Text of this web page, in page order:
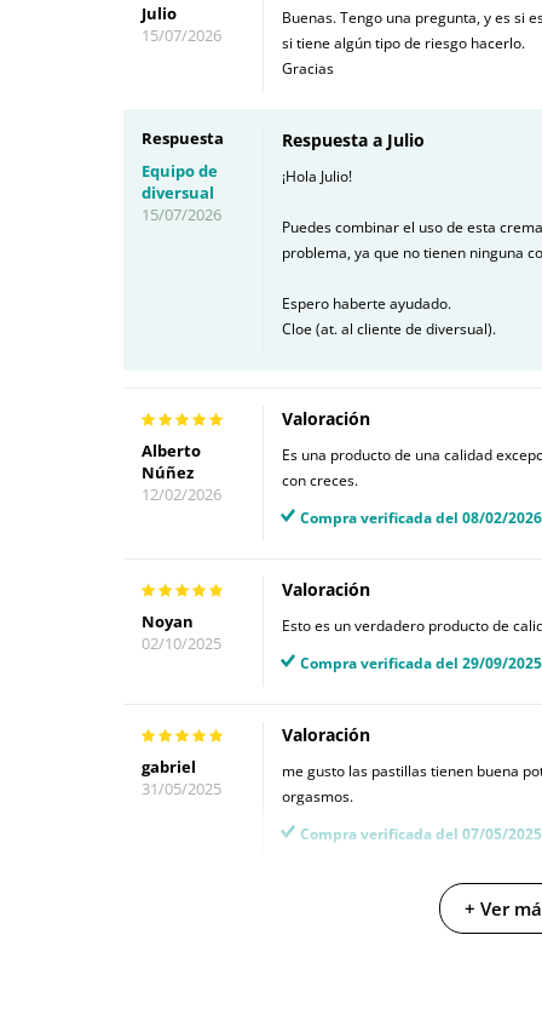
Julio
15/07/2026
Buenas. Tengo una pregunta, y es si
si tiene algún tipo de riesgo hacerlo.
Gracias
Respuesta
Equipo de
diversual
15/07/2026
Respuesta a Julio
¡Hola Julio!
Puedes combinar el uso de esta
problema, ya que no tienen ninguna
Espero haberte ayudado.
Cloe (at. al cliente de diversual).
Alberto
Núñez
12/02/2026
Valoración
Es una producto de una calidad
con creces.
Compra verificada del 08/02/2026
Noyan
02/10/2025
Valoración
Esto es un verdadero producto de
Compra verificada del 29/09/2025
gabriel
31/05/2025
Valoración
me gusto las pastillas tienen buena
orgasmos.
Compra verificada del 07/05/2025
+ Ver